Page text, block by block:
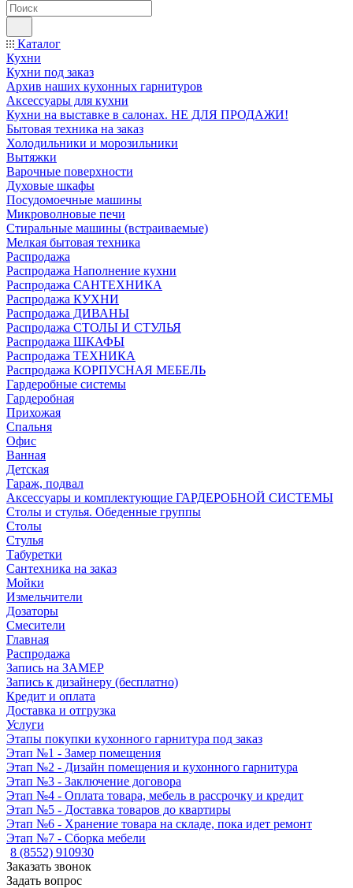
Каталог
Кухни
Кухни под заказ
Архив наших кухонных гарнитуров
Аксессуары для кухни
Кухни на выставке в салонах. НЕ ДЛЯ ПРОДАЖИ!
Бытовая техника на заказ
Холодильники и морозильники
Вытяжки
Варочные поверхности
Духовые шкафы
Посудомоечные машины
Микроволновые печи
Стиральные машины (встраиваемые)
Мелкая бытовая техника
Распродажа
Распродажа Наполнение кухни
Распродажа САНТЕХНИКА
Распродажа КУХНИ
Распродажа ДИВАНЫ
Распродажа СТОЛЫ И СТУЛЬЯ
Распродажа ШКАФЫ
Распродажа ТЕХНИКА
Распродажа КОРПУСНАЯ МЕБЕЛЬ
Гардеробные системы
Гардеробная
Прихожая
Спальня
Офис
Ванная
Детская
Гараж, подвал
Аксессуары и комплектующие ГАРДЕРОБНОЙ СИСТЕМЫ
Столы и стулья. Обеденные группы
Столы
Стулья
Табуретки
Сантехника на заказ
Мойки
Измельчители
Дозаторы
Смесители
Главная
Распродажа
Запись на ЗАМЕР
Запись к дизайнеру (бесплатно)
Кредит и оплата
Доставка и отгрузка
Услуги
Этапы покупки кухонного гарнитура под заказ
Этап №1 - Замер помещения
Этап №2 - Дизайн помещения и кухонного гарнитура
Этап №3 - Заключение договора
Этап №4 - Оплата товара, мебель в рассрочку и кредит
Этап №5 - Доставка товаров до квартиры
Этап №6 - Хранение товара на складе, пока идет ремонт
Этап №7 - Сборка мебели
8 (8552) 910930
Заказать звонок
Задать вопрос